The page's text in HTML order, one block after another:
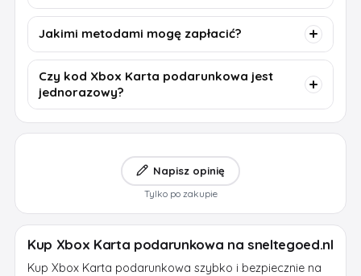
Jakimi metodami mogę zapłacić?
Czy kod Xbox Karta podarunkowa jest
jednorazowy?
Napisz opinię
Tylko po zakupie
Kup Xbox Karta podarunkowa na sneltegoed.nl
Kup Xbox Karta podarunkowa szybko i bezpiecznie na